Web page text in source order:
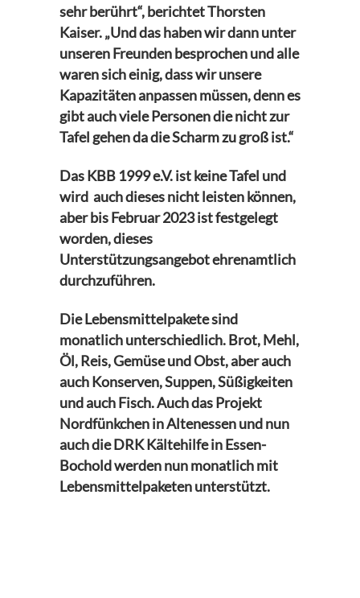
sehr berührt“, berichtet Thorsten
Kaiser. „Und das haben wir dann unter
unseren Freunden besprochen und alle
waren sich einig, dass wir unsere
Kapazitäten anpassen müssen, denn es
gibt auch viele Personen die nicht zur
Tafel gehen da die Scharm zu groß ist.“
Das KBB 1999 e.V. ist keine Tafel und
wird auch dieses nicht leisten können,
aber bis Februar 2023 ist festgelegt
worden, dieses
Unterstützungsangebot ehrenamtlich
durchzuführen.
Die Lebensmittelpakete sind
monatlich unterschiedlich. Brot, Mehl,
Öl, Reis, Gemüse und Obst, aber auch
auch Konserven, Suppen, Süßigkeiten
und auch Fisch. Auch das Projekt
Nordfünkchen in Altenessen und nun
auch die DRK Kältehilfe in Essen-
Bochold werden nun monatlich mit
Lebensmittelpaketen unterstützt.